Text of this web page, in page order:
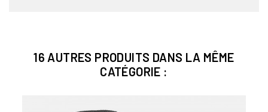
16 AUTRES PRODUITS DANS LA MÊME
CATÉGORIE :